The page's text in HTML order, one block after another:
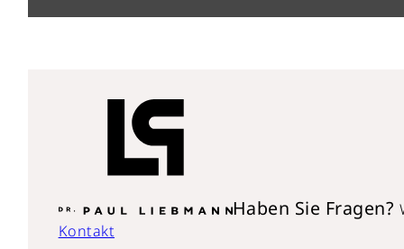
Haben Sie Fragen?
Kontakt